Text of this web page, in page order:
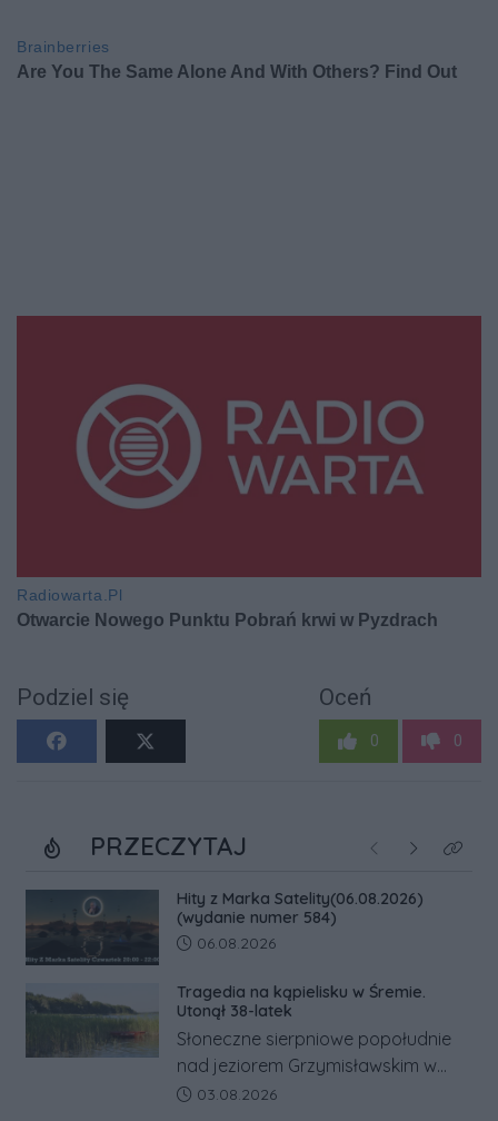
Podziel się Oceń
0 0
PRZECZYTAJ Poprzednie
NastępneKliknij
Hity z Marka Satelity(06.08.2026)
(wydanie numer 584)
Data dodania artykułu:
06.08.2026
Tragedia na kąpielisku w Śremie.
Utonął 38-latek
Słoneczne sierpniowe popołudnie
nad jeziorem Grzymisławskim w
powiecie śremskim zakończyło się
Data dodania artykułu:
03.08.2026